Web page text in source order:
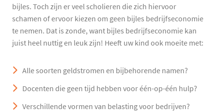
bijles. Toch zijn er veel scholieren die zich hiervoor
schamen of ervoor kiezen om geen bijles bedrijfseconomie
te nemen. Dat is zonde, want bijles bedrijfseconomie kan
juist heel nuttig en leuk zijn! Heeft uw kind ook moeite met:
Alle soorten geldstromen en bijbehorende namen?
Docenten die geen tijd hebben voor één-op-één hulp?
Verschillende vormen van belasting voor bedrijven?